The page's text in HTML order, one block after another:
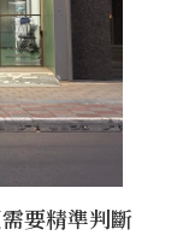
要精準判斷